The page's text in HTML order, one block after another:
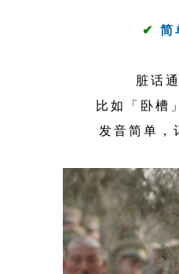
✔ 简
脏话
比如「卧槽
发音简单，